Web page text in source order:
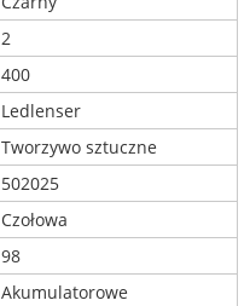
2
400
Ledlenser
Tworzywo sztuczne
502025
Czołowa
98
Akumulatorowe